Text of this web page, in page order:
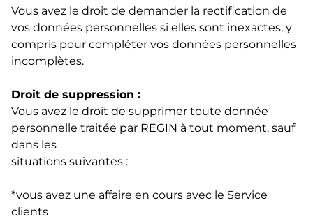
Vous avez le droit de demander la rectification de
vos données personnelles si elles sont inexactes, y
compris pour compléter vos données personnelles
incomplètes.
Droit de suppression :
Vous avez le droit de supprimer toute donnée
personnelle traitée par REGIN à tout moment, sauf
dans les
situations suivantes :
*vous avez une affaire en cours avec le Service
clients